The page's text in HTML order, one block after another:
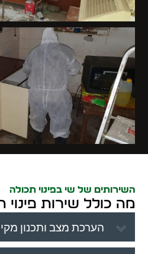
השירותים של שי בפינוי תכולה
מה כולל שירות
הערכת מצב ותכנון